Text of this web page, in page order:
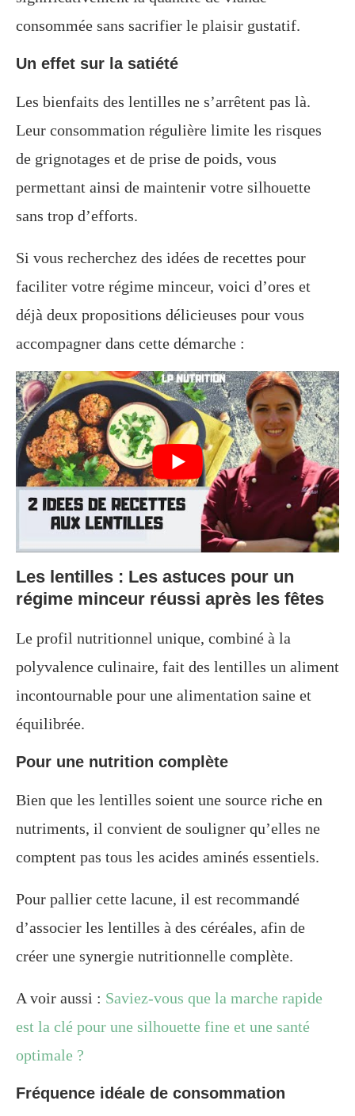
consommée sans sacrifier le plaisir gustatif.
Un effet sur la satiété
Les bienfaits des lentilles ne s’arrêtent pas là.
Leur consommation régulière limite les risques
de grignotages et de prise de poids, vous
permettant ainsi de maintenir votre silhouette
sans trop d’efforts.
Si vous recherchez des idées de recettes pour
faciliter votre régime minceur, voici d’ores et
déjà deux propositions délicieuses pour vous
accompagner dans cette démarche :
Les lentilles : Les astuces pour un
régime minceur réussi après les fêtes
Le profil nutritionnel unique, combiné à la
polyvalence culinaire, fait des lentilles un aliment
incontournable pour une alimentation saine et
équilibrée.
Pour une nutrition complète
Bien que les lentilles soient une source riche en
nutriments, il convient de souligner qu’elles ne
comptent pas tous les acides aminés essentiels.
Pour pallier cette lacune, il est recommandé
d’associer les lentilles à des céréales, afin de
créer une synergie nutritionnelle complète.
A voir aussi : Saviez-vous que la marche rapide
est la clé pour une silhouette fine et une santé
optimale ?
Fréquence idéale de consommation